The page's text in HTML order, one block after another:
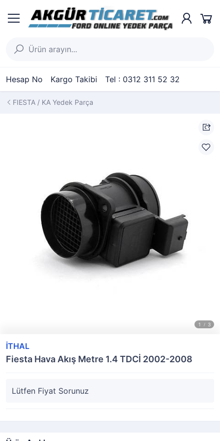
Hesap No Kargo Takibi Tel : 0312 311 52 32
FIESTA / KA Yedek Parça
İTHAL
Fiesta Hava Akış Metre 1.4 TDCİ 2002-2008
Lütfen Fiyat Sorunuz